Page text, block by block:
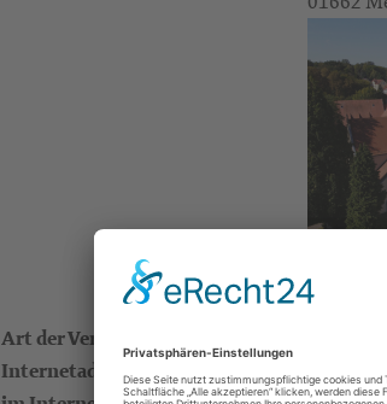
Art der Veranstaltung
Internetadresse (eigene Infos
https://